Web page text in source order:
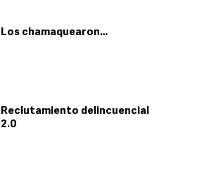
Los chamaquearon…
Reclutamiento delincuencial
2.0